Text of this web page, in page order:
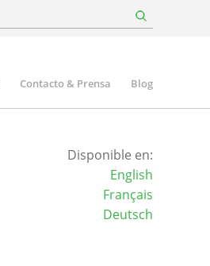
Contacto & Prensa Blog
Disponible en:
English
Français
Deutsch